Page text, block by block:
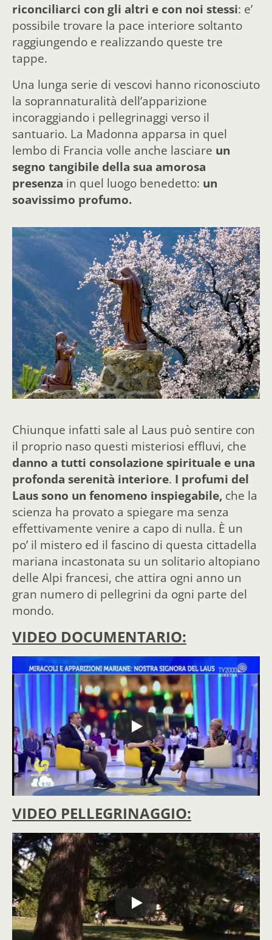
riconciliarci con gli altri e con noi stessi: e’
possibile trovare la pace interiore soltanto
raggiungendo e realizzando queste tre
tappe.
Una lunga serie di vescovi hanno riconosciuto
la soprannaturalità dell’apparizione
incoraggiando i pellegrinaggi verso il
santuario. La Madonna apparsa in quel
lembo di Francia volle anche lasciare un
segno tangibile della sua amorosa
presenza in quel luogo benedetto: un
soavissimo profumo.
Chiunque infatti sale al Laus può sentire con
il proprio naso questi misteriosi effluvi, che
danno a tutti consolazione spirituale e una
profonda serenità interiore. I profumi del
Laus sono un fenomeno inspiegabile, che la
scienza ha provato a spiegare ma senza
effettivamente venire a capo di nulla. È un
po’ il mistero ed il fascino di questa cittadella
mariana incastonata su un solitario altopiano
delle Alpi francesi, che attira ogni anno un
gran numero di pellegrini da ogni parte del
mondo.
VIDEO DOCUMENTARIO:
VIDEO PELLEGRINAGGIO: